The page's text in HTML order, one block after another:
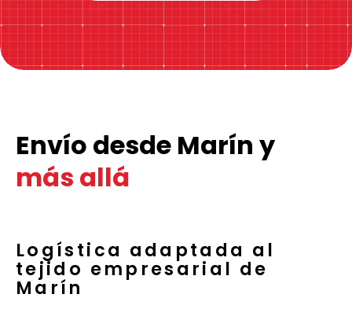
Envío desde Marín y
más allá
Logística adaptada al
tejido empresarial de
Marín